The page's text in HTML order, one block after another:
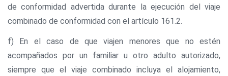
de conformidad advertida durante la ejecución del viaje
combinado de conformidad con el artículo 161.2.
f) En el caso de que viajen menores que no estén
acompañados por un familiar u otro adulto autorizado,
siempre que el viaje combinado incluya el alojamiento,